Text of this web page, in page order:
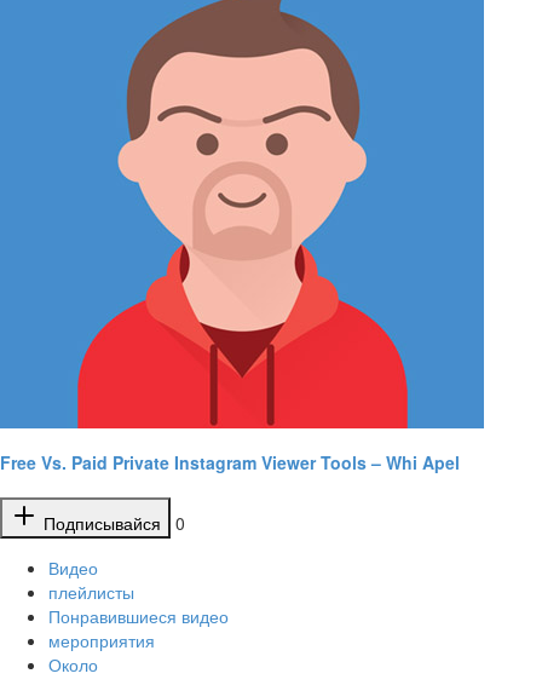
Free Vs. Paid Private Instagram Viewer Tools – Whi Apel
Подписывайся
0
Видео
плейлисты
Понравившиеся видео
мероприятия
Около